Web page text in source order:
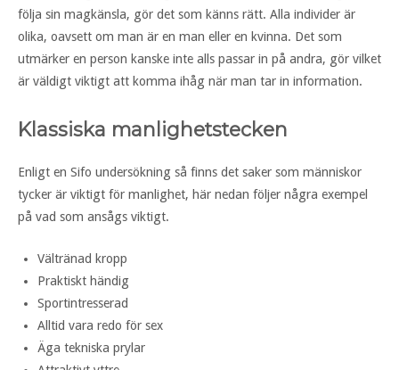
följa sin magkänsla, gör det som känns rätt. Alla individer är
olika, oavsett om man är en man eller en kvinna. Det som
utmärker en person kanske inte alls passar in på andra, gör vilket
är väldigt viktigt att komma ihåg när man tar in information.
Klassiska manlighetstecken
Enligt en Sifo undersökning så finns det saker som människor
tycker är viktigt för manlighet, här nedan följer några exempel
på vad som ansågs viktigt.
Vältränad kropp
Praktiskt händig
Sportintresserad
Alltid vara redo för sex
Äga tekniska prylar